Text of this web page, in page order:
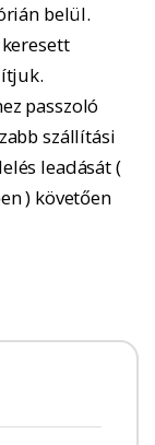
belül.
passzoló
szállítási
leadását (
) követően